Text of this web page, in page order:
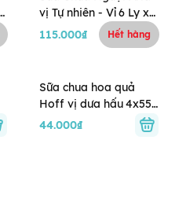
vị Tự nhiên - Vỉ 6 Ly x
100g (1Y+)
115.000₫ Hết hàng
Sữa chua hoa quả
Hoff vị dưa hấu 4x55g
(6M+)
44.000₫